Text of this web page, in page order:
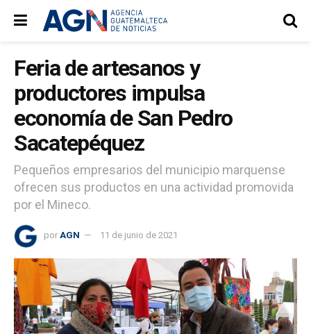
Feria de artesanos y
productores impulsa
economía de San Pedro
Sacatepéquez
Pequeños empresarios del municipio marquense
ofrecen sus productos en una actividad promovida
por el Mineco.
por AGN 11 de junio de 2021